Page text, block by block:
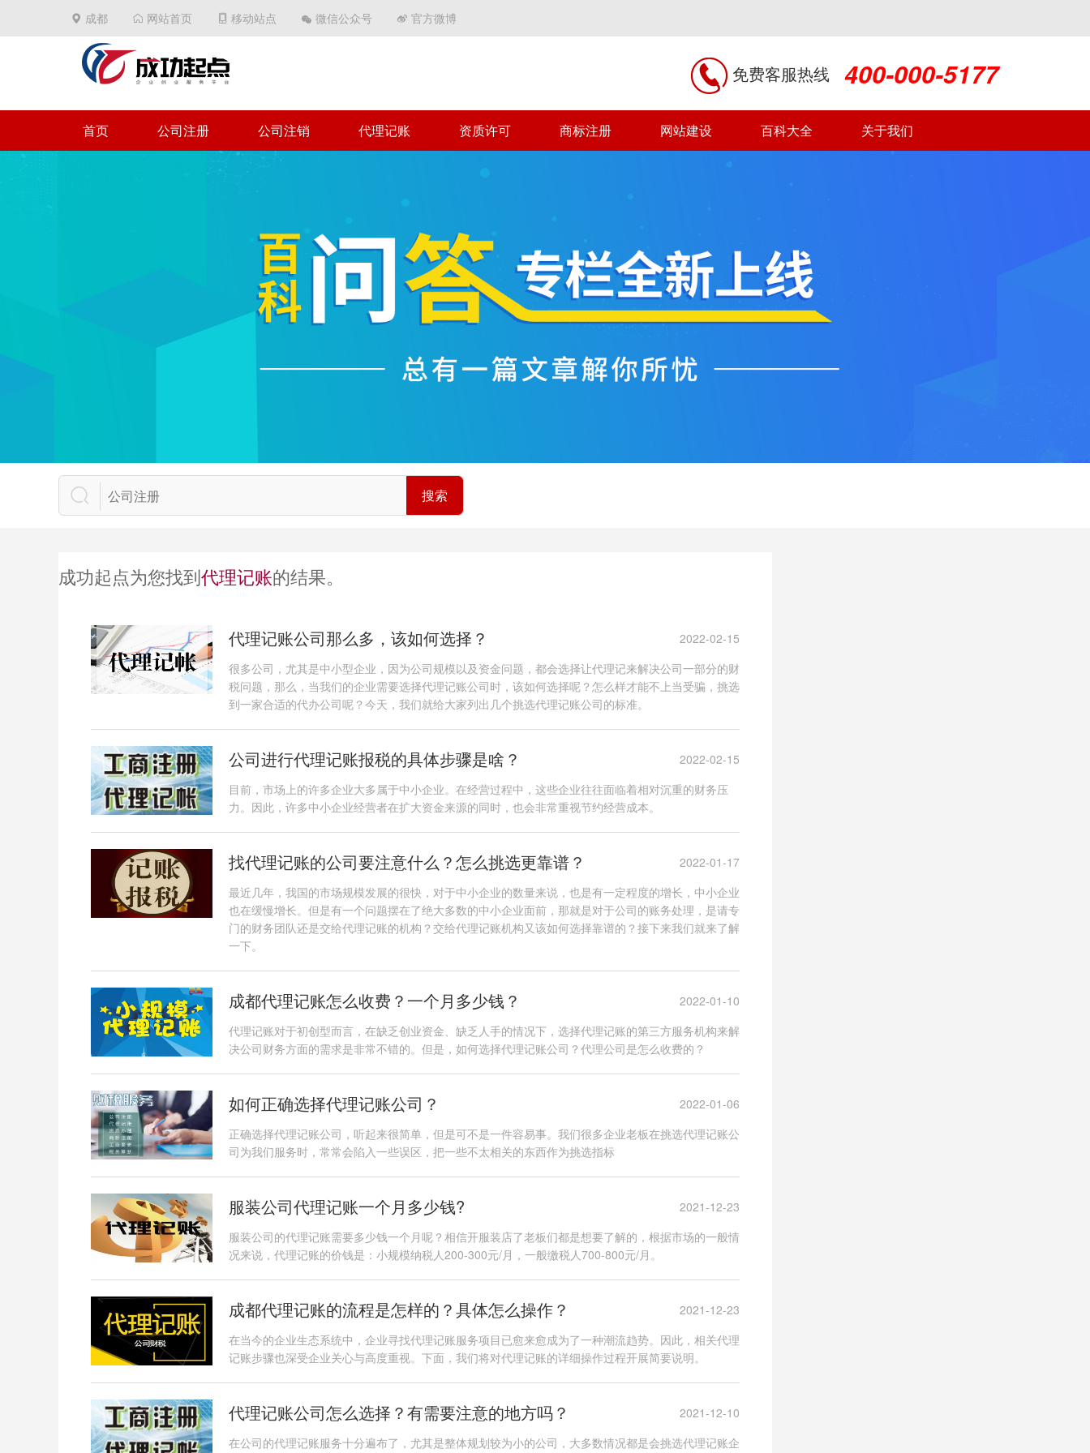
成都 网站首页 移动站点 微信公众号 官方微博
免费客服热线 400-000-5177
首页 公司注册 公司注销 代理记账 资质许可 商标注册 网站建设 百科大全 关于我们
搜索
成功起点为您找到代理记账的结果。
代理记账公司那么多，该如何选择？
2022-02-15
很多公司，尤其是中小型企业，因为公司规模以及资金问题，都会选择让代理记来解决公司一部分的财
税问题，那么，当我们的企业需要选择代理记账公司时，该如何选择呢？怎么样才能不上当受骗，挑选
到一家合适的代办公司呢？今天，我们就给大家列出几个挑选代理记账公司的标准。
公司进行代理记账报税的具体步骤是啥？
2022-02-15
目前，市场上的许多企业大多属于中小企业。在经营过程中，这些企业往往面临着相对沉重的财务压
力。因此，许多中小企业经营者在扩大资金来源的同时，也会非常重视节约经营成本。
找代理记账的公司要注意什么？怎么挑选更靠谱？
2022-01-17
最近几年，我国的市场规模发展的很快，对于中小企业的数量来说，也是有一定程度的增长，中小企业
也在缓慢增长。但是有一个问题摆在了绝大多数的中小企业面前，那就是对于公司的账务处理，是请专
门的财务团队还是交给代理记账的机构？交给代理记账机构又该如何选择靠谱的？接下来我们就来了解
一下。
成都代理记账怎么收费？一个月多少钱？
2022-01-10
代理记账对于初创型而言，在缺乏创业资金、缺乏人手的情况下，选择代理记账的第三方服务机构来解
决公司财务方面的需求是非常不错的。但是，如何选择代理记账公司？代理公司是怎么收费的？
如何正确选择代理记账公司？
2022-01-06
正确选择代理记账公司，听起来很简单，但是可不是一件容易事。我们很多企业老板在挑选代理记账公
司为我们服务时，常常会陷入一些误区，把一些不太相关的东西作为挑选指标
服装公司代理记账一个月多少钱?
2021-12-23
服装公司的代理记账需要多少钱一个月呢？相信开服装店了老板们都是想要了解的，根据市场的一般情
况来说，代理记账的价钱是：小规模纳税人200-300元/月，一般缴税人700-800元/月。
成都代理记账的流程是怎样的？具体怎么操作？
2021-12-23
在当今的企业生态系统中，企业寻找代理记账服务项目已愈来愈成为了一种潮流趋势。因此，相关代理
记账步骤也深受企业关心与高度重视。下面，我们将对代理记账的详细操作过程开展简要说明。
代理记账公司怎么选择？有需要注意的地方吗？
2021-12-10
在公司的代理记账服务十分遍布了，尤其是整体规划较为小的公司，大多数情况都是会挑选代理记账企